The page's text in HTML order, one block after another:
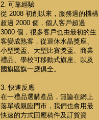
2. 可靠經驗
從 2008 初創以來，服務過的機構
超過 2000 個，個人客戶超過
3000 個，很多客戶也由最初的生
客變成熟客，從退休水晶獎座、
小型獎盃、大型比賽獎盃、商業
禮品、學校可移動式旗座、以及
國旗區旗一應俱全。
3. 快速反應
在一禮品選購產品，無論在網上
落單或親臨門市，我們也會用最
快速的方式回應稿件及訂貨資